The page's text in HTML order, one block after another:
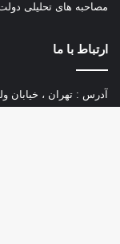
مصاحبه های تحلیلی
ارتباط با ما